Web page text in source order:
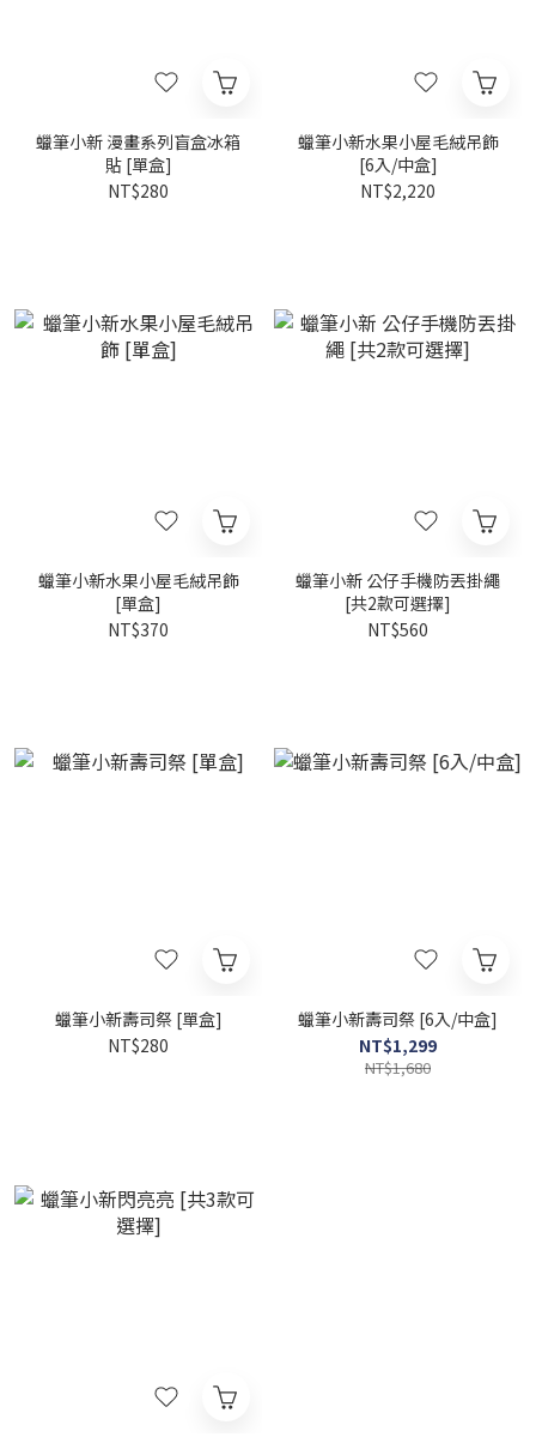
蠟筆小新 漫畫系列盲盒冰箱
貼 [單盒]
NT$280
蠟筆小新水果小屋毛絨吊飾
[6入/中盒]
NT$2,220
蠟筆小新水果小屋毛絨吊飾
[單盒]
NT$370
蠟筆小新 公仔手機防丟掛繩
[共2款可選擇]
NT$560
蠟筆小新壽司祭 [單盒]
NT$280
蠟筆小新壽司祭 [6入/中盒]
NT$1,299
NT$1,680